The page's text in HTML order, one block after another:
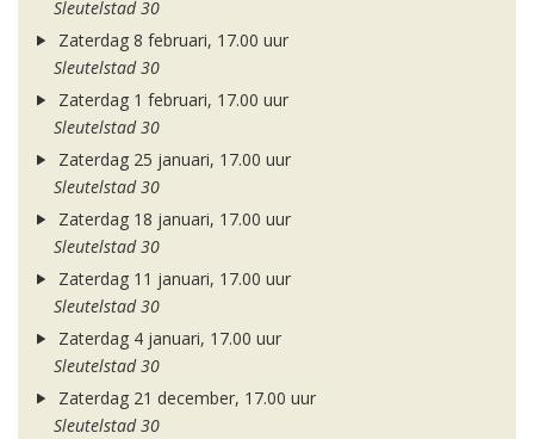
Sleutelstad 30
Zaterdag 8 februari, 17.00 uur
Sleutelstad 30
Zaterdag 1 februari, 17.00 uur
Sleutelstad 30
Zaterdag 25 januari, 17.00 uur
Sleutelstad 30
Zaterdag 18 januari, 17.00 uur
Sleutelstad 30
Zaterdag 11 januari, 17.00 uur
Sleutelstad 30
Zaterdag 4 januari, 17.00 uur
Sleutelstad 30
Zaterdag 21 december, 17.00 uur
Sleutelstad 30